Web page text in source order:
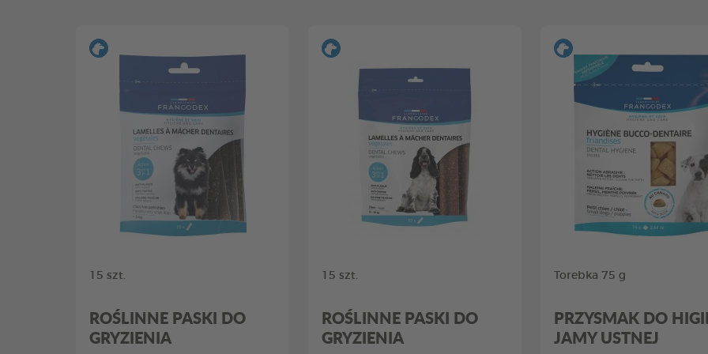
15 szt.
ROŚLINNE PASKI DO
GRYZIENIA
15 szt.
ROŚLINNE PASKI DO
GRYZIENIA
Torebka 75 g
PRZYSMAK DO
JAMY USTNEJ